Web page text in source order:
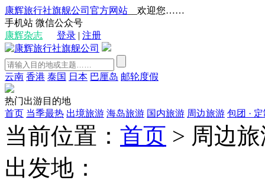
康辉旅行社旗舰公司官方网站 __欢迎您……
手机站 微信公众号
康辉杂志
登录 | 注册
云南 香港 泰国 日本 巴厘岛 邮轮度假
热门出游目的地
首页 当季最热 出境旅游 海岛旅游 国内旅游 周边旅游 包团 ·
当前位置： 首页 > 周边
出发地：